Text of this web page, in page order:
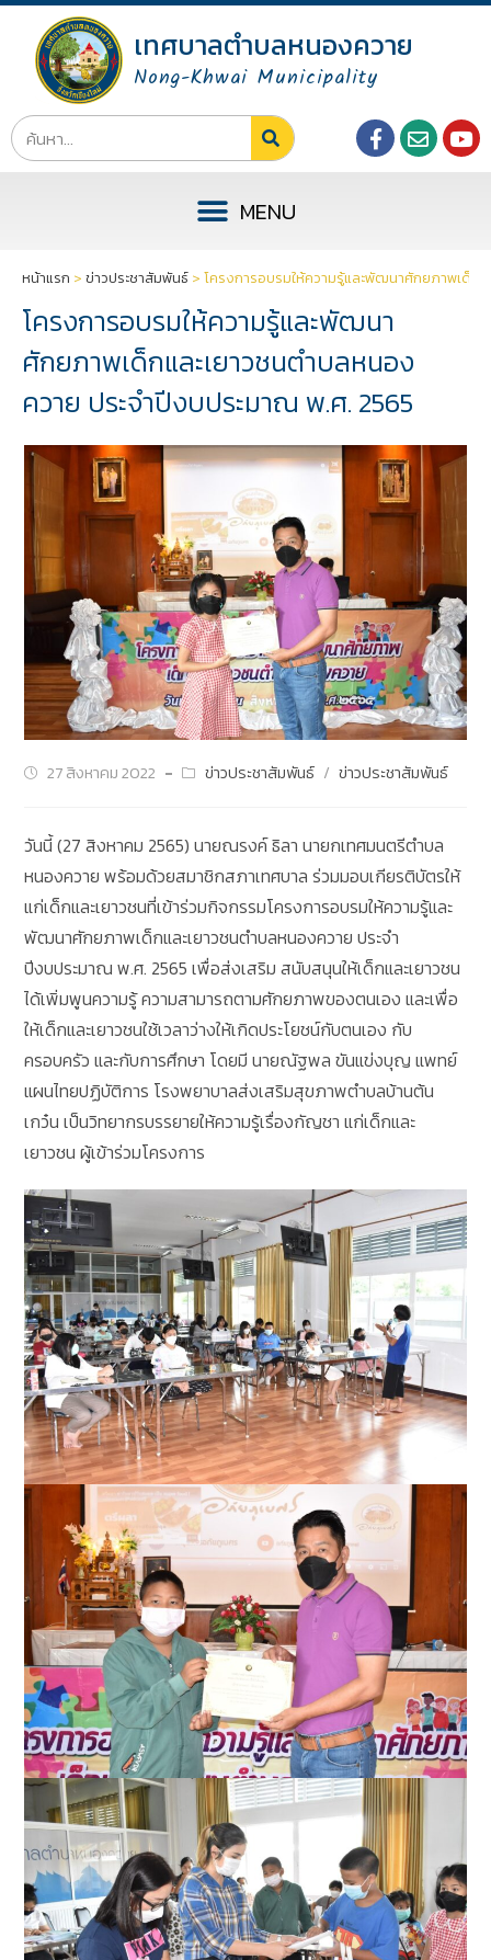
เทศบาลตำบลหนองควาย
Nong-Khwai Municipality
หน้าแรก > ข่าวประชาสัมพันธ์ > โครงการอบรมให้ความรู้และพัฒนาศักยภาพเด็ก
โครงการอบรมให้ความรู้และพัฒนา
ศักยภาพเด็กและเยาวชนตำบลหนอง
ควาย ประจำปีงบประมาณ พ.ศ. 2565
27 สิงหาคม 2022 ข่าวประชาสัมพันธ์ / ข่าวประชาสัมพันธ์
วันนี้ (27 สิงหาคม 2565) นายณรงค์ ธิลา นายกเทศมนตรีตำบล
หนองควาย พร้อมด้วยสมาชิกสภาเทศบาล ร่วมมอบเกียรติบัตรให้
แก่เด็กและเยาวชนที่เข้าร่วมกิจกรรมโครงการอบรมให้ความรู้และ
พัฒนาศักยภาพเด็กและเยาวชนตำบลหนองควาย ประจำ
ปีงบประมาณ พ.ศ. 2565 เพื่อส่งเสริม สนับสนุนให้เด็กและเยาวชน
ได้เพิ่มพูนความรู้ ความสามารถตามศักยภาพของตนเอง และเพื่อ
ให้เด็กและเยาวชนใช้เวลาว่างให้เกิดประโยชน์กับตนเอง กับ
ครอบครัว และกับการศึกษา โดยมี นายณัฐพล ขันแข่งบุญ แพทย์
แผนไทยปฏิบัติการ โรงพยาบาลส่งเสริมสุขภาพตำบลบ้านต้น
เกว๋น เป็นวิทยากรบรรยายให้ความรู้เรื่องกัญชา แก่เด็กและ
เยาวชน ผู้เข้าร่วมโครงการ